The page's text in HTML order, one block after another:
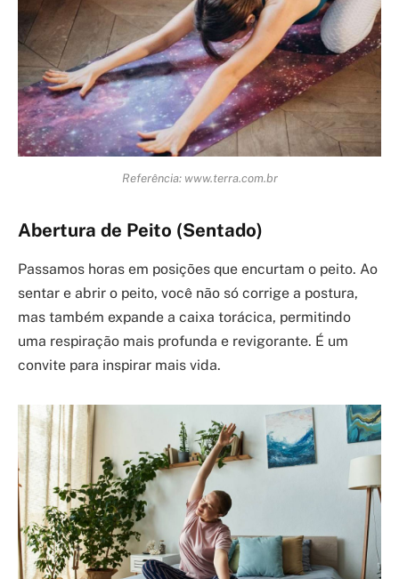
Referência: www.terra.com.br
Abertura de Peito (Sentado)
Passamos horas em posições que encurtam o peito. Ao
sentar e abrir o peito, você não só corrige a postura,
mas também expande a caixa torácica, permitindo
uma respiração mais profunda e revigorante. É um
convite para inspirar mais vida.